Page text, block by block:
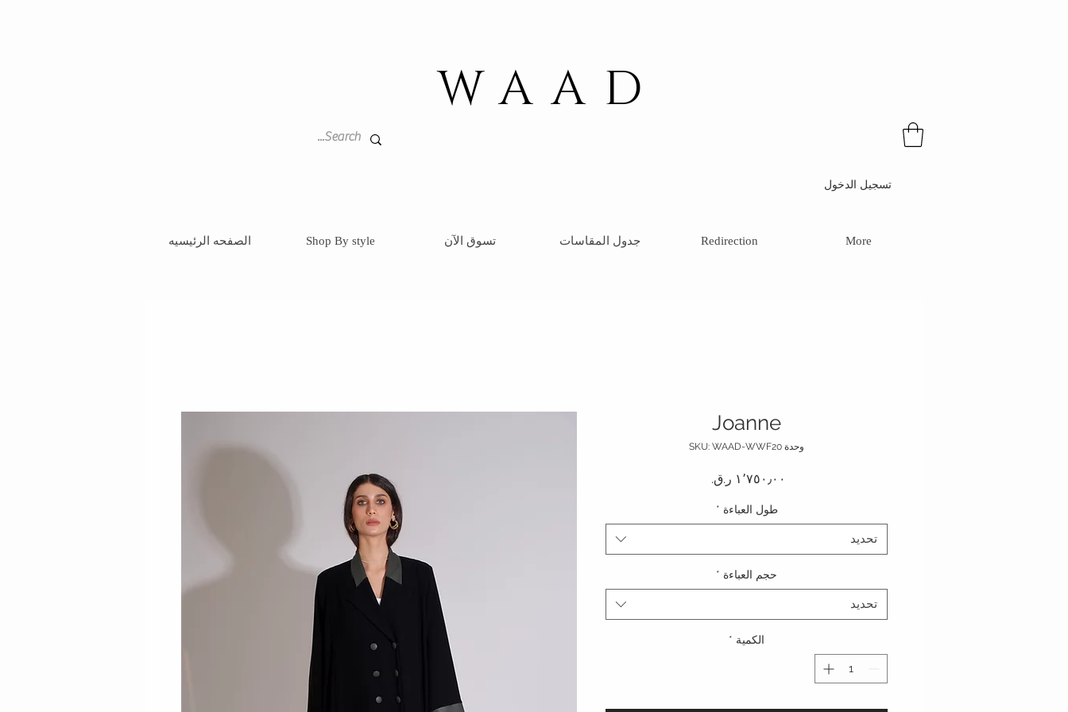
WAAD
تسجيل الدخول
الصفحه الرئيسيه Shop By style تسوق الآن جدول المقاسات Redirection More
Joanne
وحدة SKU: WAAD-WWF20
طول العباءة *
تحديد
حجم العباءة *
تحديد
الكمية *